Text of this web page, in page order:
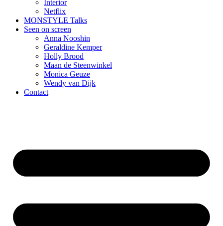
Interior
Netflix
MONSTYLE Talks
Seen on screen
Anna Nooshin
Geraldine Kemper
Holly Brood
Maan de Steenwinkel
Monica Geuze
Wendy van Dijk
Contact